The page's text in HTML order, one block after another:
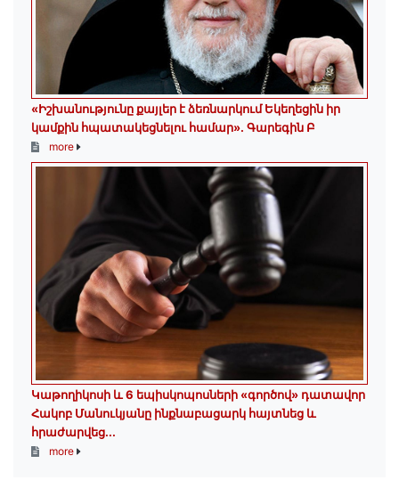
«Իշխանությունը քայլեր է ձեռնարկում Եկեղեցին իր
կամքին հպատակեցնելու համար»․ Գարեգին Բ
more
️Կաթողիկոսի և 6 եպիսկոպոսների «գործով» դատավոր
Հակոբ Մանուկյանը ինքնաբացարկ հայտնեց և
հրաժարվեց...
more